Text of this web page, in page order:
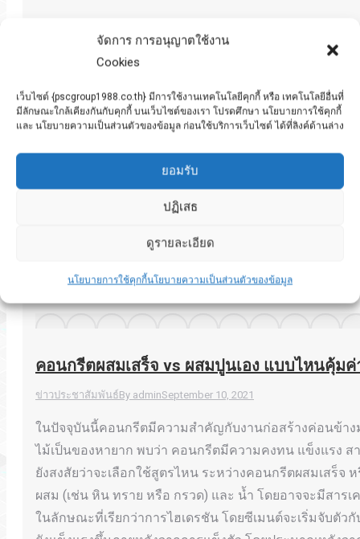
จัดการ การอนุญาตใช้งาน
Cookies
เว็บไซต์ {pscgroup1988.co.th} มีการใช้งานเทคโนโลยีคุกกี้ หรือ เทคโนโลยีอื่นที่
มีลักษณะใกล้เคียงกันกับคุกกี้ บนเว็บไซต์ของเรา โปรดศึกษา นโยบายการใช้คุกกี้
และ นโยบายความเป็นส่วนตัวของข้อมูล ก่อนใช้บริการเว็บไซต์ ได้ที่ลิงค์ด้านล่าง
ยอมรับ
ปฏิเสธ
ดูรายละเอียด
นโยบายการใช้คุกกี้นโยบายความเป็นส่วนตัวของข้อมูล
คอนกรีตผสมเสร็จ vs ผสมปูนเอง แบบไหนคุ้มค่
ข่าวประชาสัมพันธ์By adminSeptember 10, 2021
ในปัจจุบันนี้คอนกรีตมีความสำคัญกับงานก่อสร้างค่อนข้าง
ไม้เป็นของหายาก พบว่า คอนกรีตมีความคงทน แข็งแรง ส
ยังสงสัยว่าจะเลือกใช้สูตรไหน ระหว่างคอนกรีตผสมเสร็
ผสม (เช่น หิน ทราย หรือ กรวด) และ น้ำ โดยอาจจะมีสา
ในลักษณะที่เรียกว่าการไฮเดรชัน โดยซีเมนต์จะเริ่มจับตั